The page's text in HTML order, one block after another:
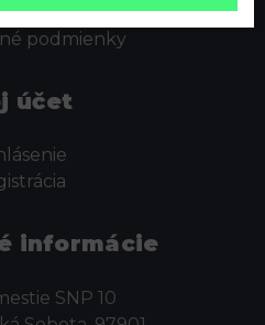
podmienky
účet
informácie
SNP 10